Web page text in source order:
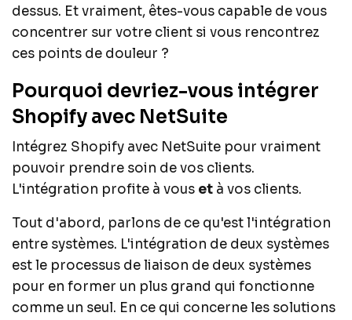
dessus. Et vraiment, êtes-vous capable de vous
concentrer sur votre client si vous rencontrez
ces points de douleur ?
Pourquoi devriez-vous intégrer
Shopify avec NetSuite
Intégrez Shopify avec NetSuite pour vraiment
pouvoir prendre soin de vos clients.
L'intégration profite à vous et à vos clients.
Tout d'abord, parlons de ce qu'est l'intégration
entre systèmes. L'intégration de deux systèmes
est le processus de liaison de deux systèmes
pour en former un plus grand qui fonctionne
comme un seul. En ce qui concerne les solutions